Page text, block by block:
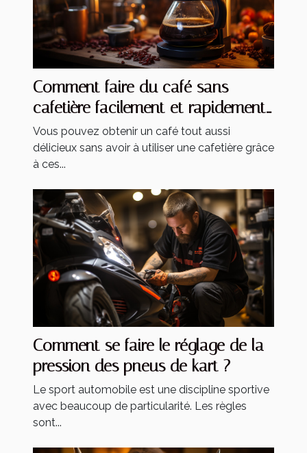
Comment faire du café sans
cafetière facilement et rapidement
?
Vous pouvez obtenir un café tout aussi
délicieux sans avoir à utiliser une cafetière grâce
à ces...
Comment se faire le réglage de la
pression des pneus de kart ?
Le sport automobile est une discipline sportive
avec beaucoup de particularité. Les règles
sont...